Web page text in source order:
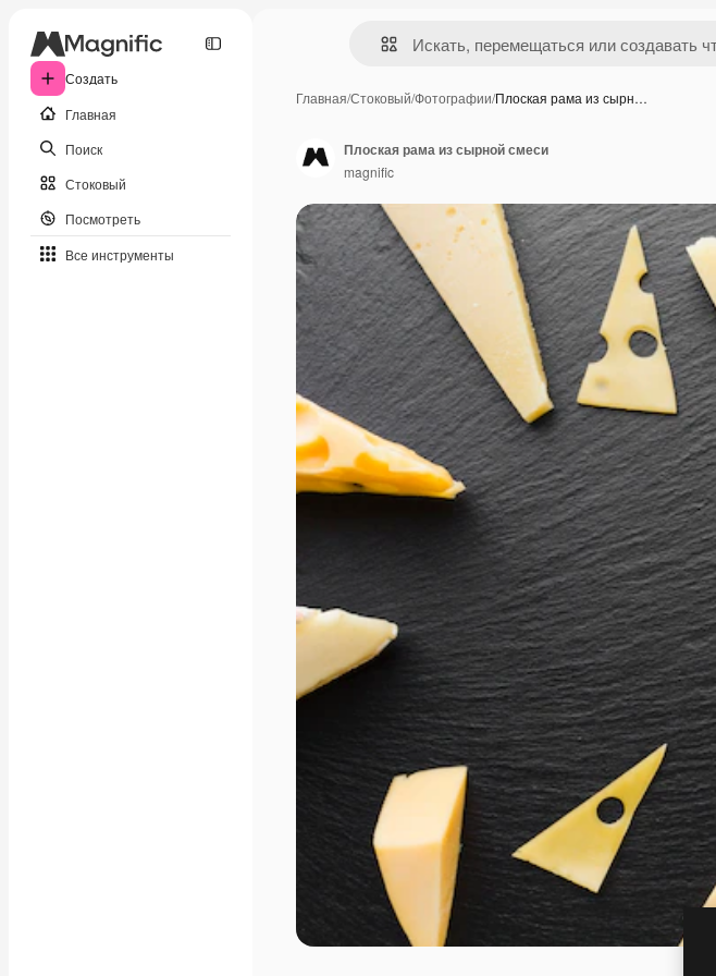
Создать
Главная
Поиск
Стоковый
Посмотреть
Все инструменты
Главная/Стоковый/Фотографии/Плоская рама из сырн…
Плоская рама из сырной смеси
magnific